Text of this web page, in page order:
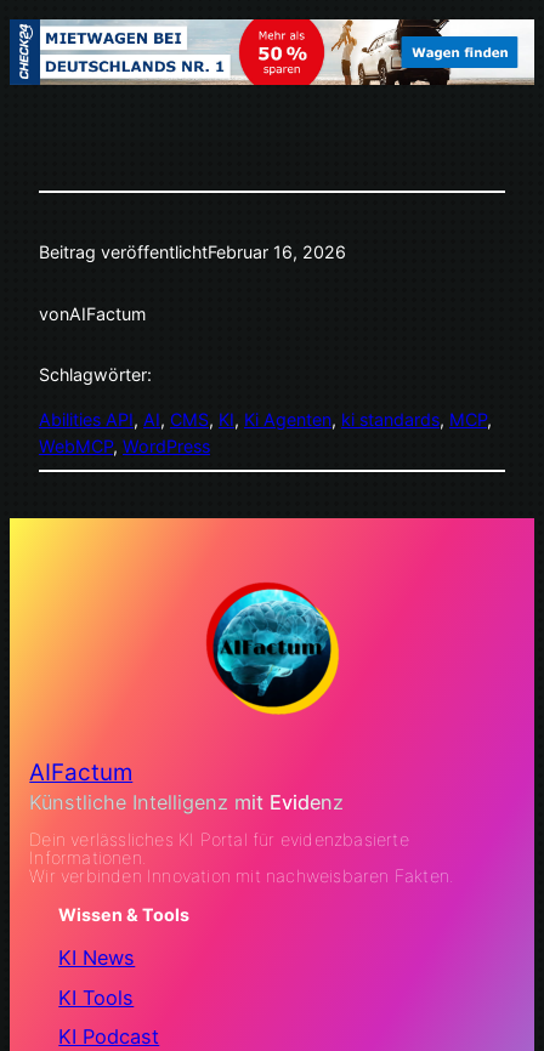
Beitrag veröffentlichtFebruar 16, 2026
vonAIFactum
Schlagwörter:
Abilities API, AI, CMS, KI, Ki Agenten, ki standards, MCP
WebMCP, WordPress
AIFactum
Künstliche Intelligenz mit Evidenz
Dein verlässliches KI Portal für evidenzbasierte
Informationen.
Wir verbinden Innovation mit nachweisbaren Fakten.
Wissen & Tools
KI News
KI Tools
KI Podcast